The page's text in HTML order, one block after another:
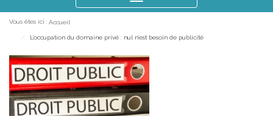
le
Vous êtes ici : Accueil
L'occupation du domaine privé : nul n'est besoin de publicité